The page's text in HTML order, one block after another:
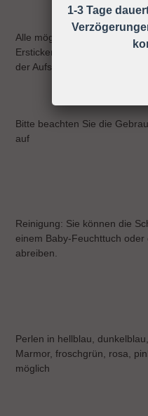
Alle möglichen Unfälle und
Ersticken, Strangulieren ect.
der Aufsichtspflicht
Bitte beachten Sie die
auf
Reinigung: Sie können die
einem Baby-Feuchttuch
abreiben.
Perlen in hellblau,
Marmor, froschgrün, rosa,
möglich
1-3 Tage